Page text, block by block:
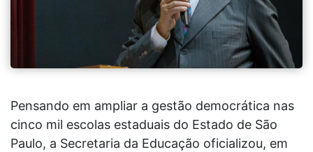
Pensando em ampliar a gestão democrática nas
cinco mil escolas estaduais do Estado de São
Paulo, a Secretaria da Educação oficializou, em